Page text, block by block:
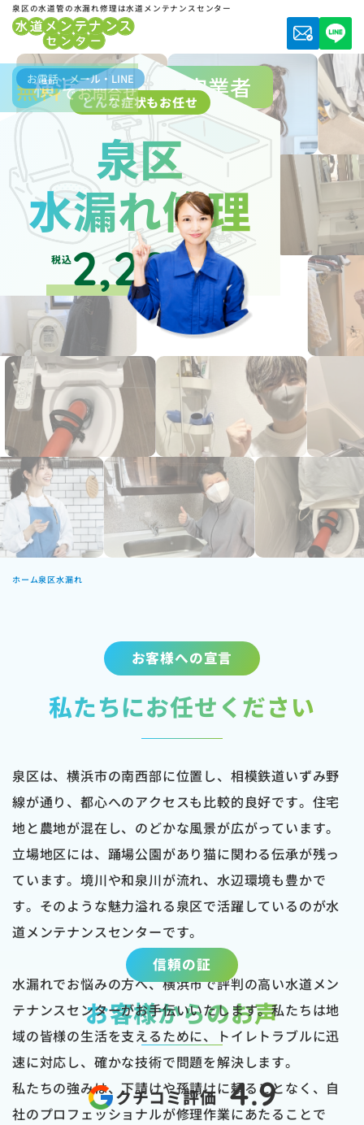
泉区の水道管の水漏れ修理は水道メンテナンスセンター
横浜市水道局指定業者
どんな症状もお任せ
泉区
水漏れ修理
税込2,200円～
ホーム泉区水漏れ
お客様への宣言
私たちにお任せください
泉区は、横浜市の南西部に位置し、相模鉄道いずみ野
線が通り、都心へのアクセスも比較的良好です。住宅
地と農地が混在し、のどかな風景が広がっています。
立場地区には、踊場公園があり猫に関わる伝承が残っ
ています。境川や和泉川が流れ、水辺環境も豊かで
す。そのような魅力溢れる泉区で活躍しているのが水
道メンテナンスセンターです。
水漏れでお悩みの方へ、横浜市で評判の高い水道メン
テナンスセンターがお手伝いいたします。私たちは地
域の皆様の生活を支えるために、トイレトラブルに迅
速に対応し、確かな技術で問題を解決します。
私たちの強みは、下請けや孫請けに頼ることなく、自
社のプロフェッショナルが修理作業にあたることで
信頼の証
お客様からのお声
クチコミ評価 4.9
お電話・メール・LINE
無料でお問合せ